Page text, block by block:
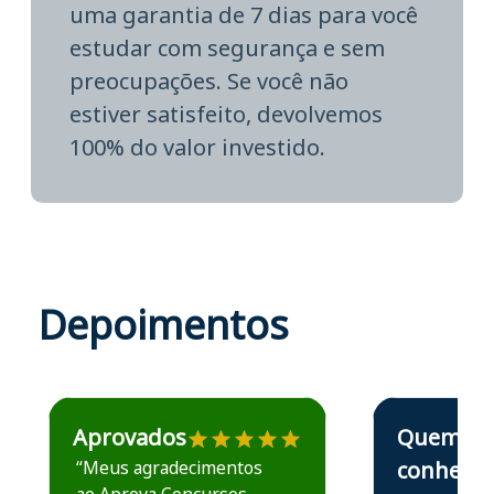
uma garantia de 7 dias para você
estudar com segurança e sem
preocupações. Se você não
estiver satisfeito, devolvemos
100% do valor investido.
Depoimentos
Estudante José recomenda o Aprova Concursos em
Aprovados
“Meus agradecimentos
Estudante Elais
Quem
conhece,